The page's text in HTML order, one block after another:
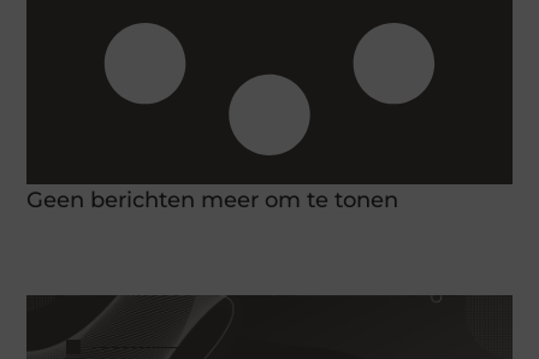
Geen berichten meer om te tonen